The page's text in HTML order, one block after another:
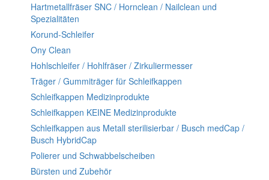
Hartmetallfräser SNC / Hornclean / Nailclean und
Spezialitäten
Korund-Schleifer
Ony Clean
Hohlschleifer / Hohlfräser / Zirkuliermesser
Träger / Gummiträger für Schleifkappen
Schleifkappen Medizinprodukte
Schleifkappen KEINE Medizinprodukte
Schleifkappen aus Metall sterilisierbar / Busch medCap /
Busch HybridCap
Polierer und Schwabbelscheiben
Bürsten und Zubehör